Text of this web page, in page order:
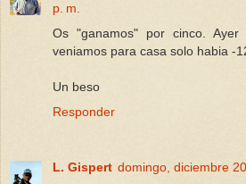
p. m.
Os "ganamos" por cinco.
veniamos para casa solo habia -
Un beso
Responder
L. Gispert domingo, diciembre